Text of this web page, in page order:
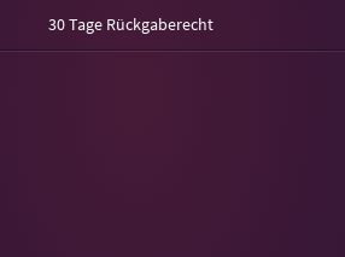
30 Tage Rückgaberecht